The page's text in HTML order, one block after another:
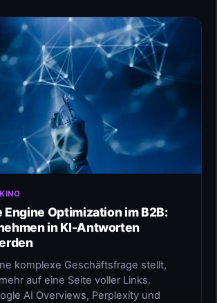
Engine Optimization im B2B:
in KI-Antworten
komplexe Geschäftsfrage stellt,
auf eine Seite voller Links.
AI Overviews, Perplexity und